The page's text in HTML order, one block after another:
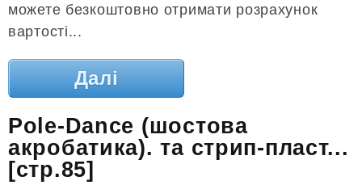
можете безкоштовно отримати розрахунок
вартості...
Далі
Pole-Dance (шостова
акробатика). та стрип-пласт...
[стр.85]